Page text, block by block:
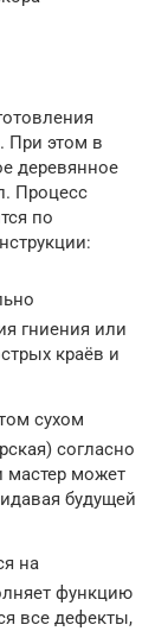
При этом в
деревянное
Процесс
по
гниения или
краёв и
сухом
согласно
может
будущей
на
функцию
все дефекты,